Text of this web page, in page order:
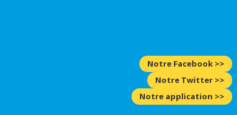
Notre Facebook >>
Notre Twitter >>
Notre application >>